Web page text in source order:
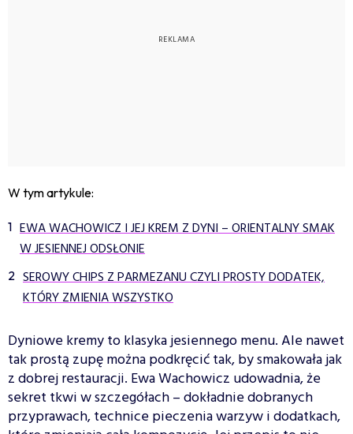
W tym artykule:
EWA WACHOWICZ I JEJ KREM Z DYNI – ORIENTALNY SMAK
W JESIENNEJ ODSŁONIE
SEROWY CHIPS Z PARMEZANU CZYLI PROSTY DODATEK,
KTÓRY ZMIENIA WSZYSTKO
Dyniowe kremy to klasyka jesiennego menu. Ale nawet
tak prostą zupę można podkręcić tak, by smakowała jak
z dobrej restauracji. Ewa Wachowicz udowadnia, że
sekret tkwi w szczegółach – dokładnie dobranych
przyprawach, technice pieczenia warzyw i dodatkach,